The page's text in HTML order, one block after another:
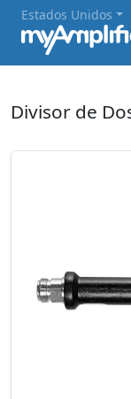
Estados Unidos
Divisor de